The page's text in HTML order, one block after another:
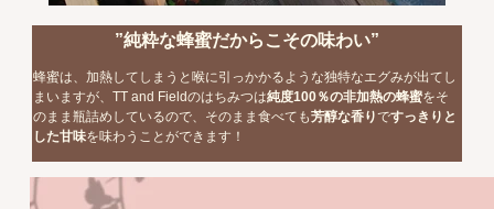
”純粋な蜂蜜だからこその味わい”
蜂蜜は、加熱してしまうと喉に引っかかるような独特なエグみが出てし
まいますが、TT and Fieldのはちみつは純度100％の非加熱の蜂蜜をそ
のまま瓶詰めしているので、そのまま食べても芳醇な香りですっきりと
した甘味を味わうことができます！